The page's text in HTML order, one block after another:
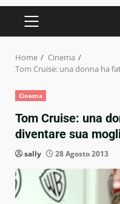
PRIMARY
Home
Cinema
Tom Cruise: una donna ha
Cinema
Tom Cruise: una
diventare sua
sally 28 Agosto 2013